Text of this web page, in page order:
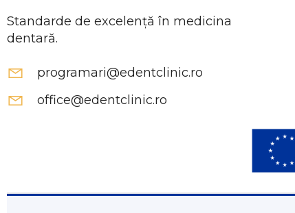
Standarde de excelență în medicina
dentară.
programari@edentclinic.ro
office@edentclinic.ro